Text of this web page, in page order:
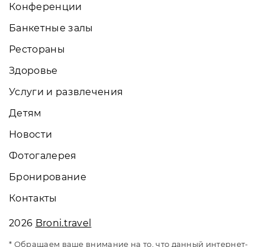
Конференции
Банкетные залы
Рестораны
Здоровье
Услуги и развлечения
Детям
Новости
Фотогалерея
Бронирование
Контакты
2026 Broni.travel
* Обращаем ваше внимание на то, что данный интернет-